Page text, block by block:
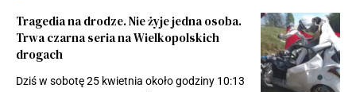
Tragedia na drodze. Nie żyje jedna osoba.
Trwa czarna seria na Wielkopolskich
drogach
Dziś w sobotę 25 kwietnia około godziny 10:13